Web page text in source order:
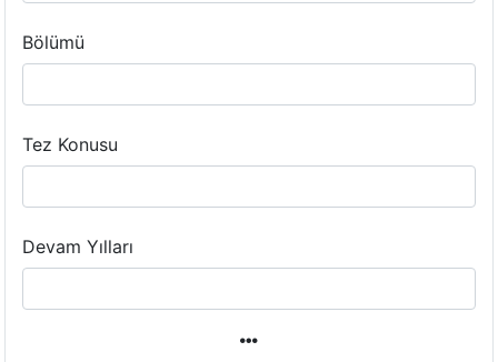
Bölümü
Tez Konusu
Devam Yılları